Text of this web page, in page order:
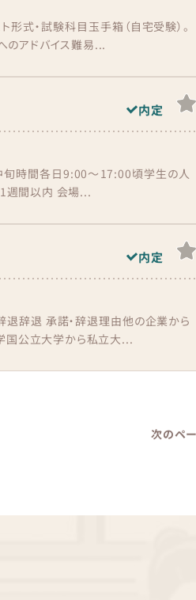
式・試験科目玉手箱（自宅受験）。
のアドバイス難易...
内定
時間各日9:00〜17:00頃学生の人
週間以内 会場...
内定
辞退 承諾・辞退理由他の企業から
国公立大学から私立大...
次のペ